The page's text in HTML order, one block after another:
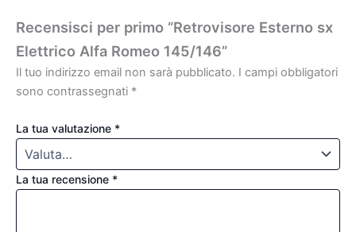
Recensisci per primo “Retrovisore Esterno sx
Elettrico Alfa Romeo 145/146”
Il tuo indirizzo email non sarà pubblicato. I campi obbligatori
sono contrassegnati *
La tua valutazione *
La tua recensione *